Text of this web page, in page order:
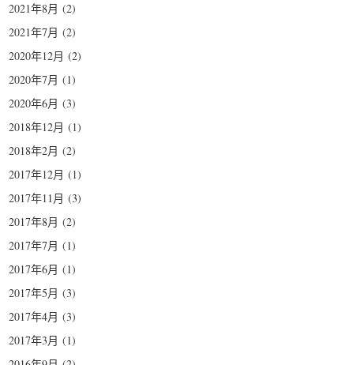
2021年8月 (2)
2021年7月 (2)
2020年12月 (2)
2020年7月 (1)
2020年6月 (3)
2018年12月 (1)
2018年2月 (2)
2017年12月 (1)
2017年11月 (3)
2017年8月 (2)
2017年7月 (1)
2017年6月 (1)
2017年5月 (3)
2017年4月 (3)
2017年3月 (1)